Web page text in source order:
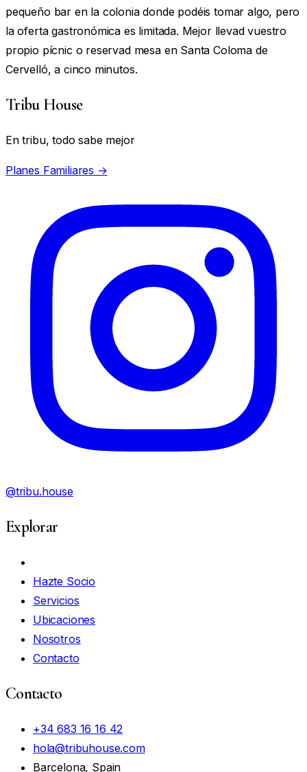
pequeño bar en la colonia donde podéis tomar algo, pero
la oferta gastronómica es limitada. Mejor llevad vuestro
propio pícnic o reservad mesa en Santa Coloma de
Cervelló, a cinco minutos.
Tribu House
En tribu, todo sabe mejor
Planes Familiares →
@tribu.house
Explorar
Hazte Socio
Servicios
Ubicaciones
Nosotros
Contacto
Contacto
+34 683 16 16 42
hola@tribuhouse.com
Barcelona, Spain